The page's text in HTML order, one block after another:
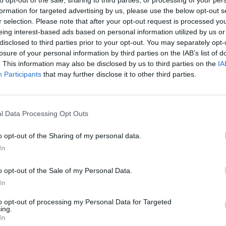
for targeted advertising by us, please use the below opt-out
selection. Please note that after your opt-out request is processed
interest-based ads based on personal information utilized by us
to third parties prior to your opt-out. You may separately
of your personal information by third parties on the IAB’s list of
This information may also be disclosed by us to third parties on the
Participants that may further disclose it to other third parties.
Data Processing Opt Outs
opt-out of the Sharing of my personal data.
opt-out of the Sale of my Personal Data.
opt-out of processing my Personal Data for Targeted
da Tipre srl, a Busto Arsizio.La
è più grande di primae permette di
che spesso pubblichiamo perché
Aumenteremo sia lo spazio del fotografico
notizie specifiche del territorio».
Boldrini c’è una collega che si occupa di
le persone che danno contributi
sul territorio», conclude Boldrini.
di una Luino eclettica ma anche di un’area
a coprire circa 40 mila abitanti».
i venerdì a un euro e 40.